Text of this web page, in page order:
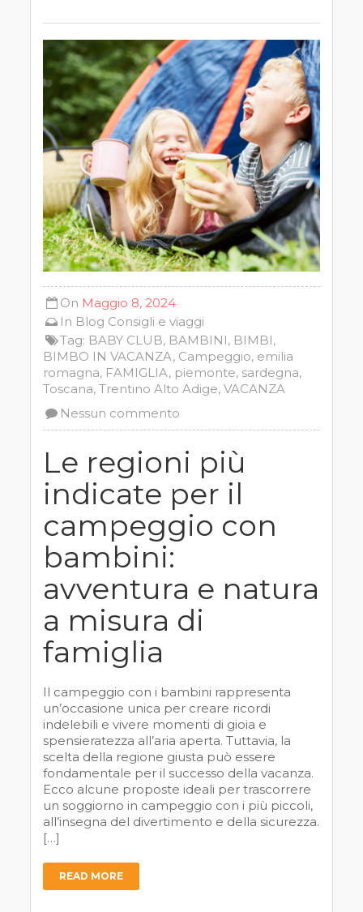
On Maggio 8, 2024
In Blog Consigli e viaggi
Tag: BABY CLUB, BAMBINI, BIMBI,
BIMBO IN VACANZA, Campeggio, emilia
romagna, FAMIGLIA, piemonte, sardegna,
Toscana,Trentino Alto Adige,VACANZA
Nessun commento
Le regioni più
indicate per il
campeggio con
bambini:
avventura e natura
a misura di
famiglia
Il campeggio con i bambini rappresenta
un’occasione unica per creare ricordi
indelebili e vivere momenti di gioia e
spensieratezza all’aria aperta. Tuttavia, la
scelta della regione giusta può essere
fondamentale per il successo della vacanza.
Ecco alcune proposte ideali per trascorrere
un soggiorno in campeggio con i più piccoli,
all’insegna del divertimento e della sicurezza.
[…]
READ MORE